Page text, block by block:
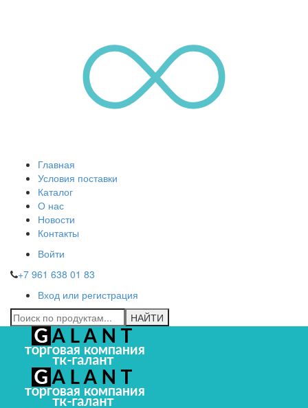
Главная
Условия поставки
Каталог
О нас
Новости
Контакты
Войти
+7 961 638 01 83
Вход или регистрация